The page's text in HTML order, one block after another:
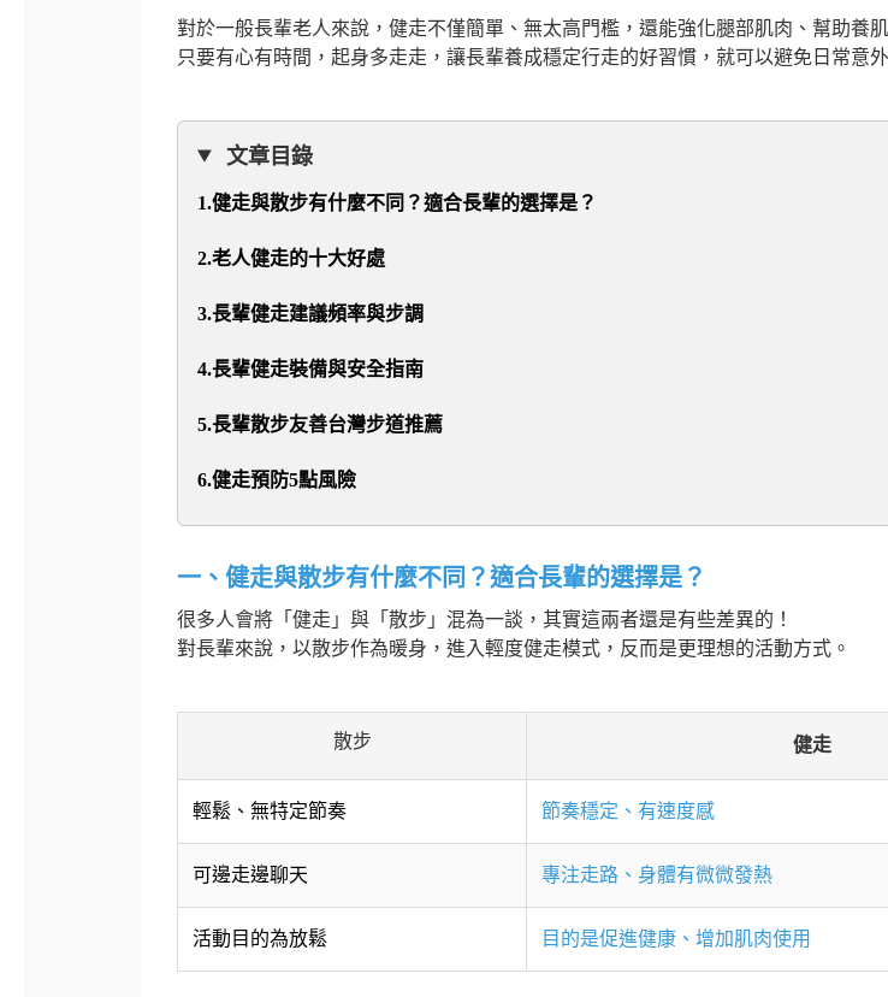
對於一般長輩老人來說，健走不僅簡單、無太高門檻，還能強化腿部肌肉、幫助養肌
只要有心有時間，起身多走走，讓長輩養成穩定行走的好習慣，就可以避免日常意
文章目錄
1.健走與散步有什麼不同？適合長輩的選擇是？
2.老人健走的十大好處
3.長輩健走建議頻率與步調
4.長輩健走裝備與安全指南
5.長輩散步友善台灣步道推薦
6.健走預防5點風險
一、健走與散步有什麼不同？適合長輩的選擇是？
很多人會將「健走」與「散步」混為一談，其實這兩者還是有些差異的！
對長輩來說，以散步作為暖身，進入輕度健走模式，反而是更理想的活動方式。
散步 健走
輕鬆、無特定節奏 節奏穩定、有速度感
可邊走邊聊天 專注走路、身體有微微發熱
活動目的為放鬆 目的是促進健康、增加肌肉使用